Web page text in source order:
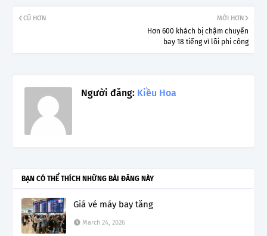
MỚI HƠN
Hơn 600 khách bị chậm chuyến
bay 18 tiếng vì lỗi phi công
CŨ HƠN
Người đăng: Kiều Hoa
BẠN CÓ THỂ THÍCH NHỮNG BÀI ĐĂNG NÀY
Giá vé máy bay tăng
March 24, 2026